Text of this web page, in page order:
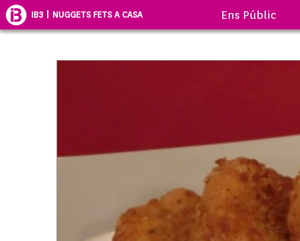
IB3 | NUGGETS FETS A CASA Ens Públic